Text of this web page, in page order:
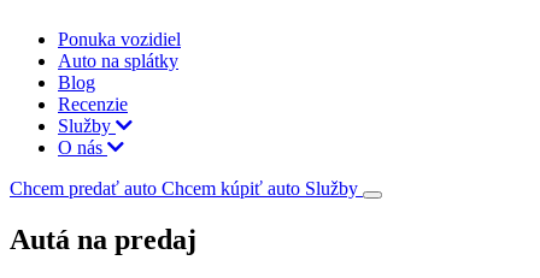
Ponuka vozidiel
Auto na splátky
Blog
Recenzie
Služby
O nás
Chcem predať auto Chcem kúpiť auto Služby
Autá na predaj